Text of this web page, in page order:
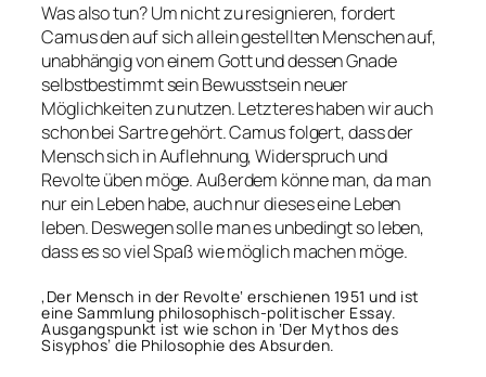
Was also tun? Um nicht zu resignieren, fordert
Camus den auf sich allein gestellten Menschen auf,
unabhängig von einem Gott und dessen Gnade
selbstbestimmt sein Bewusstsein neuer
Möglichkeiten zu nutzen. Letzteres haben wir auch
schon bei Sartre gehört. Camus folgert, dass der
Mensch sich in Auflehnung, Widerspruch und
Revolte üben möge. Außerdem könne man, da man
nur ein Leben habe, auch nur dieses eine Leben
leben. Deswegen solle man es unbedingt so leben,
dass es so viel Spaß wie möglich machen möge.
‚Der Mensch in der Revolte‘ erschienen 1951 und ist
eine Sammlung philosophisch-politischer Essay.
Ausgangspunkt ist wie schon in ‘Der Mythos des
Sisyphos’ die Philosophie des Absurden.